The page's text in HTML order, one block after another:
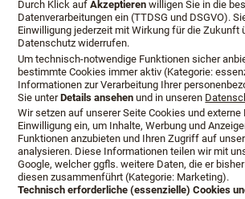
Boxspringbetten
Sie suchen Luxusboxspringbetten in
Size Boxspringbetten?
Den Zeitpunkt der
bestimmen Sie.
Durch Klick aufAkzeptieren willigen Sie in die
Datenverarbeitungen ein (TTDSG und DSGVO).
Einwilligung jederzeit mit Wirkung für die Zukunft
Datenschutz widerrufen.
Um technisch-notwendige Funktionen sicher
bestimmte Cookies immer aktiv (Kategorie:
Informationen zur Verarbeitung Ihrer
Sie unterDetails ansehen und in unseren
Wir setzen auf unserer Seite Cookies und
Einwilligung ein, um Inhalte, Werbung und
Funktionen anzubieten und Ihren Zugriff auf
analysieren. Diese Informationen teilen wir mit
Google, welcher ggfls. weitere Daten, die er
diesen zusammenführt (Kategorie: Marketing).
Technisch erforderliche (essenzielle) Cookies